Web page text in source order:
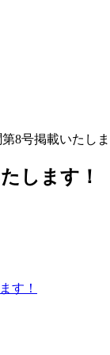
8号掲載いたし
します！
す！